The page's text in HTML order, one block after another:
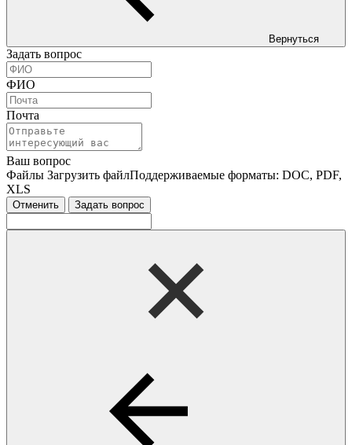
Вернуться
Задать вопрос
ФИО
Почта
Ваш вопрос
Файлы Загрузить файлПоддерживаемые форматы: DOC, PDF,
XLS
Отменить Задать вопрос